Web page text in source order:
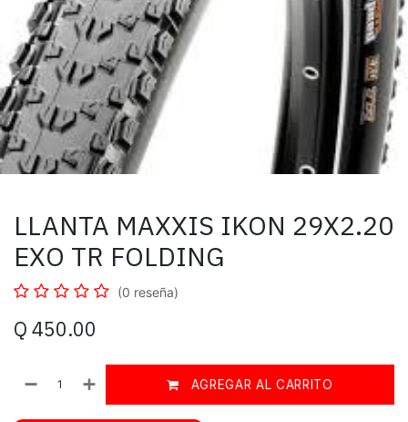
LLANTA MAXXIS IKON 29X2.20
EXO TR FOLDING
(0 reseña)
Q 450.00
AGREGAR AL CARRITO